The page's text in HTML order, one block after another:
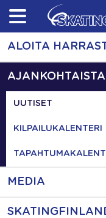
Skip
content
ALOITA
AJANKOHTAISTA
UUTISET
KILPAILUKALENTERI
MEDIA